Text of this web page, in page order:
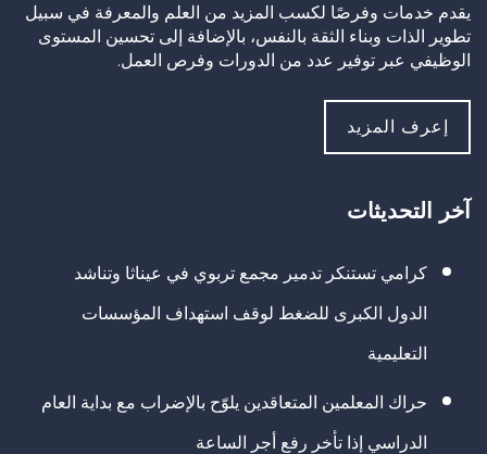
يقدم خدمات وفرصًا لكسب المزيد من العلم والمعرفة في سبيل
تطوير الذات وبناء الثقة بالنفس، بالإضافة إلى تحسين المستوى
الوظيفي عبر توفير عدد من الدورات وفرص العمل.
إعرف المزيد
آخر التحديثات
كرامي تستنكر تدمير مجمع تربوي في عيناثا وتناشد
الدول الكبرى للضغط لوقف استهداف المؤسسات
التعليمية
حراك المعلمين المتعاقدين يلوّح بالإضراب مع بداية العام
الدراسي إذا تأخر رفع أجر الساعة